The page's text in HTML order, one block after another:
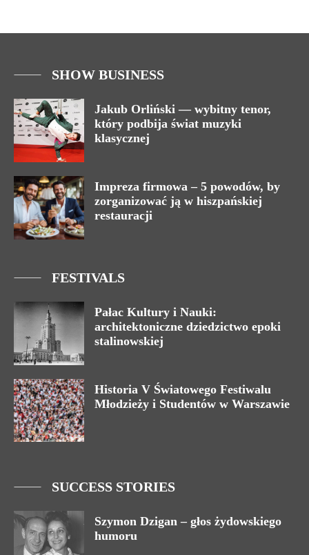
SHOW BUSINESS
Jakub Orliński — wybitny tenor,
który podbija świat muzyki
klasycznej
Impreza firmowa – 5 powodów, by
zorganizować ją w hiszpańskiej
restauracji
FESTIVALS
Pałac Kultury i Nauki:
architektoniczne dziedzictwo epoki
stalinowskiej
Historia V Światowego Festiwalu
Młodzieży i Studentów w Warszawie
SUCCESS STORIES
Szymon Dzigan – głos żydowskiego
humoru